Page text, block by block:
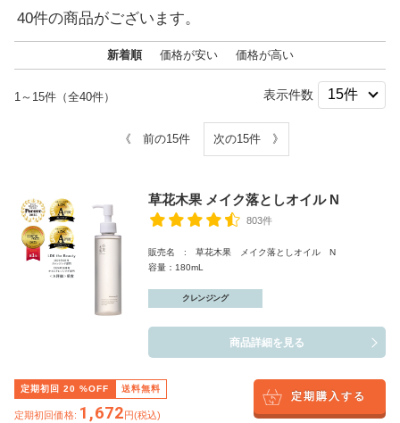
40件の商品がございます。
新着順 価格が安い 価格が高い
1～15件（全40件） 表示件数
《 前の15件 次の15件 》
草花木果 メイク落としオイル N
803件
販売名 : 草花木果 メイク落としオイル N
容量：180mL
クレンジング
商品詳細を見る
定期初回 20 %OFF 送料無料
定期初回価格: 1,672円(税込)
定期購入する